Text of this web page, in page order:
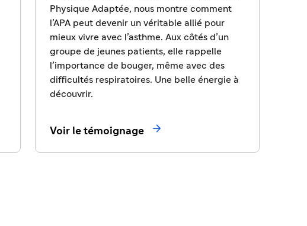
Physique Adaptée, nous montre comment
l’APA peut devenir un véritable allié pour
mieux vivre avec l’asthme. Aux côtés d’un
groupe de jeunes patients, elle rappelle
l’importance de bouger, même avec des
difficultés respiratoires. Une belle énergie à
découvrir.
Voir le témoignage 